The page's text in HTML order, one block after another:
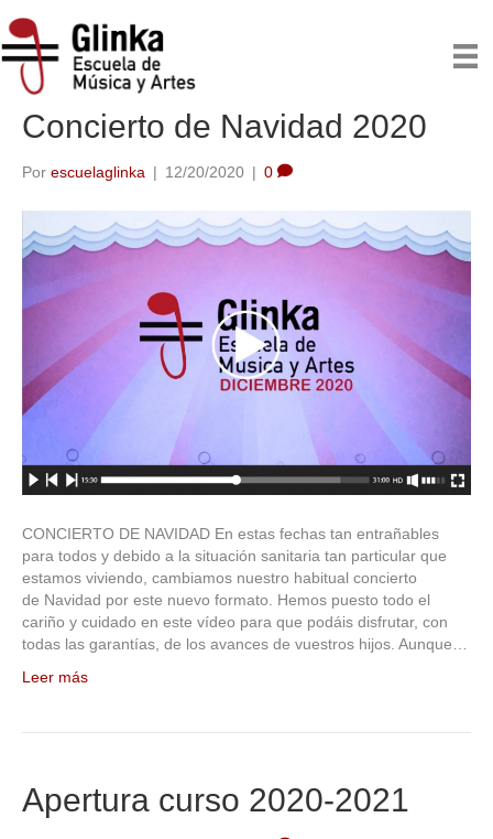
Entradas de escuelaglinka
Concierto de Navidad 2020
Por escuelaglinka | 12/20/2020 | 0
CONCIERTO DE NAVIDAD En estas fechas tan entrañables
para todos y debido a la situación sanitaria tan particular que
estamos viviendo, cambiamos nuestro habitual concierto
de Navidad por este nuevo formato. Hemos puesto todo el
cariño y cuidado en este vídeo para que podáis disfrutar, con
todas las garantías, de los avances de vuestros hijos. Aunque…
Leer más
Apertura curso 2020-2021